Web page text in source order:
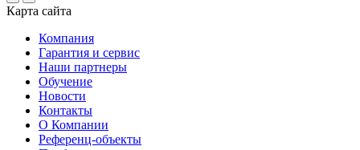
Карта сайта
Компания
Гарантия и сервис
Наши партнеры
Обучение
Новости
Контакты
О Компании
Референц-объекты